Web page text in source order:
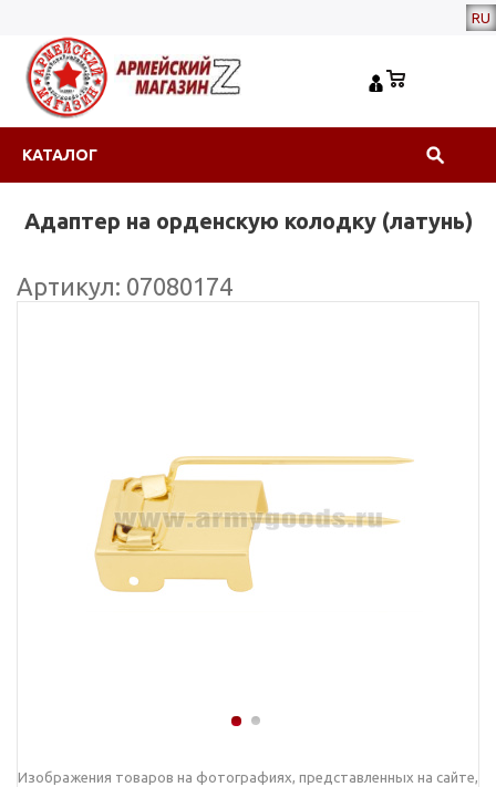
RU
КАТАЛОГ
Адаптер на орденскую колодку (латунь)
Артикул: 07080174
Изображения товаров на фотографиях, представленных на сайте,